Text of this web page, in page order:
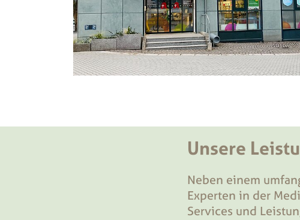
Unsere
Neben einem
Experten in der
Services und